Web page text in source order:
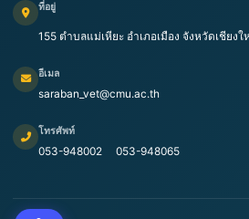
ที่อยู่
155 ตำบลแม่เหียะ อำเภอเมือง จังหวัดเชียงใ
อีเมล
saraban_vet@cmu.ac.th
โทรศัพท์
053-948002 053-948065